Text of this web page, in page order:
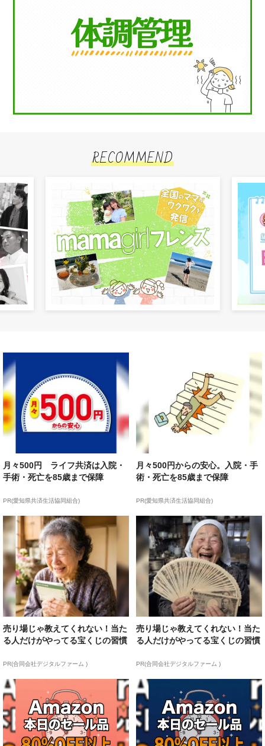
RECOMMEND
月々500円 ライフ共済は入院・
手術・死亡を85歳まで保障
PR(愛知県共済生活協同組合)
月々500円からの安心。入院・手
術・死亡を85歳まで保障
PR(愛知県共済生活協同組合)
売り場じゃ教えてくれない！当た
る人だけがやってる宝くじの習慣
PR(合同会社デジタルファーム )
売り場じゃ教えてくれない！当た
る人だけがやってる宝くじの習慣
PR(合同会社デジタルファーム )